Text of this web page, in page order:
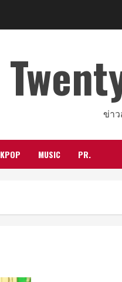
ข่า
KPOP MUSIC PR.